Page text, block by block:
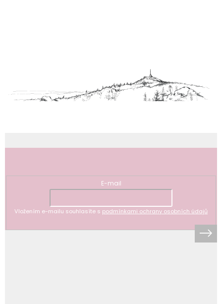
E-mail
Vložením e-mailu souhlasíte s podmínkami ochrany osobních údajů